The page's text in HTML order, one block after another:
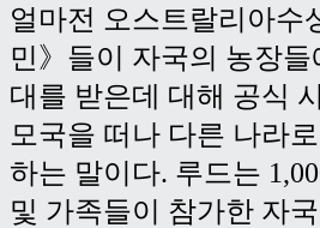
얼마전 오스트랄리아수
민》들이 자국의 농장
대를 받은데 대해 공식
모국을 떠나 다른 나라
하는 말이다. 루드는
및 가족들이 참가한 자